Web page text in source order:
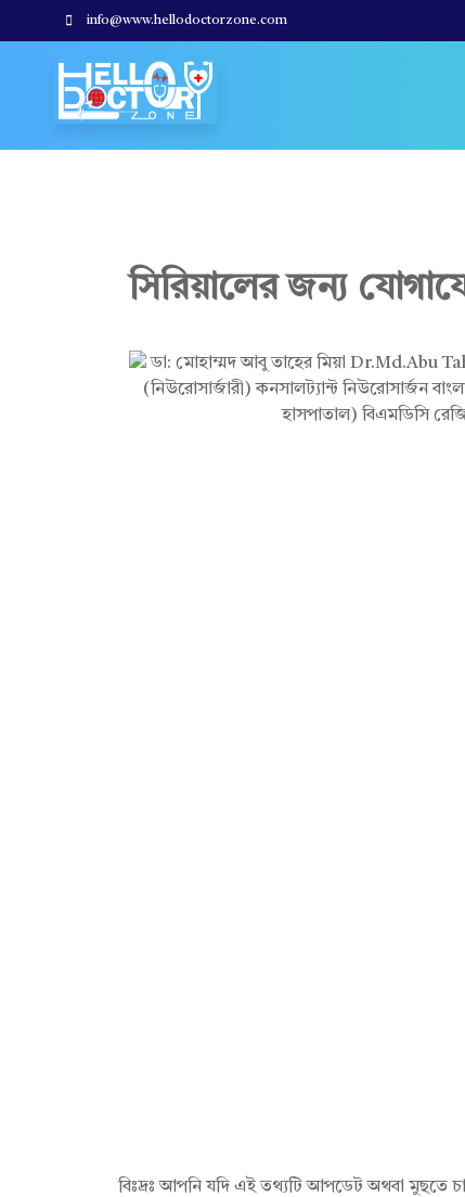
info@www.hellodoctorzone.com
ডা
র
সিরিয়ালের জন্য
বিঃদ্রঃ আপনি যদি এই তথ্যটি আপডেট অথবা মুছতে